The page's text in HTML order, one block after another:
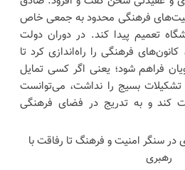
فرهنگی محدود به جمعی خاص
تعمیم پیدا کند. در دوران دولت
فرهنگی را راه‌اندازی کرد تا
فراهم شود؛ یعنی اگر کسی تمایل
بسیج را نداشت، می‌توانست
کند و به تدریج در فضای فرهنگی